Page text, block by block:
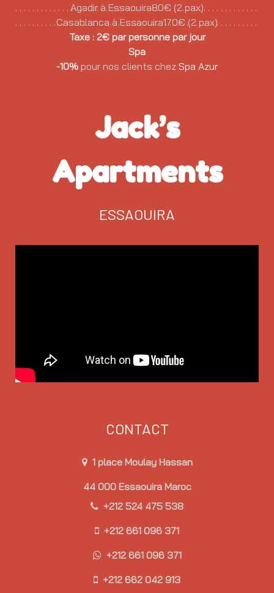
Agadir à Essaouira80€ (2 pax)
Casablanca à Essaouira170€ (2 pax)
Taxe : 2€ par personne par jour
Spa
-10% pour nos clients chez Spa Azur
Jack’s
Apartments
ESSAOUIRA
CONTACT
1 place Moulay Hassan
44 000 Essaouira Maroc
+212 524 475 538
+212 661 096 371
+212 661 096 371
+212 662 042 913